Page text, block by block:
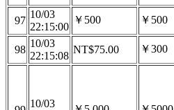
97
10/03
22:15:00
￥500 ￥500
98
10/03
22:15:08
NT$75.00 ￥300
10/03